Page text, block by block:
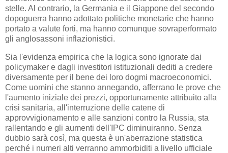
stelle. Al contrario, la Germania e il Giappone del secondo
dopoguerra hanno adottato politiche monetarie che hanno
portato a valute forti, ma hanno comunque sovraperformato
gli anglosassoni inflazionistici.
Sia l'evidenza empirica che la logica sono ignorate dai
policymaker e dagli investitori istituzionali dediti a credere
diversamente per il bene dei loro dogmi macroeconomici.
Come uomini che stanno annegando, afferrano le prove che
l'aumento iniziale dei prezzi, opportunamente attribuito alla
crisi sanitaria, all'interruzione delle catene di
approvvigionamento e alle sanzioni contro la Russia, sta
rallentando e gli aumenti dell'IPC diminuiranno. Senza
dubbio sarà così, ma questa è un'aberrazione statistica
perché i numeri alti verranno ammorbiditi a livello ufficiale